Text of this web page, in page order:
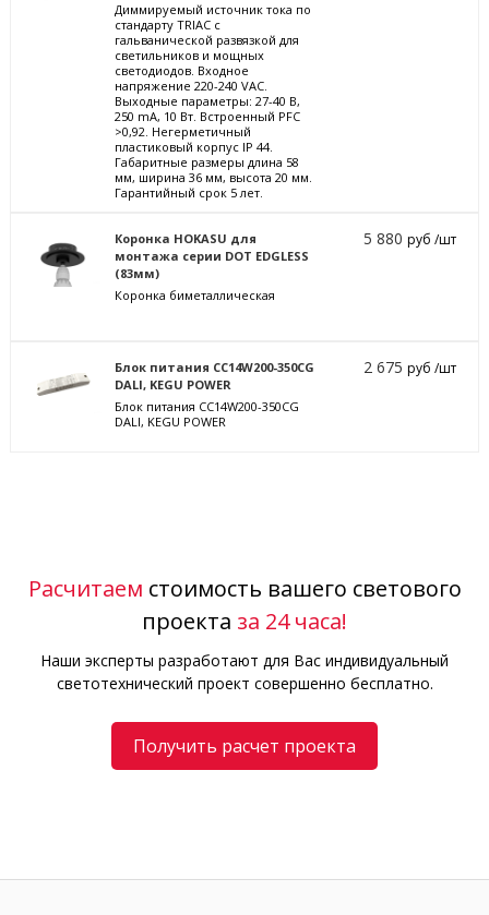
Диммируемый источник тока по
стандарту TRIAC с
гальванической развязкой для
светильников и мощных
светодиодов. Входное
напряжение 220-240 VAC.
Выходные параметры: 27-40 В,
250 mА, 10 Вт. Встроенный PFC
>0,92. Негерметичный
пластиковый корпус IP 44.
Габаритные размеры длина 58
мм, ширина 36 мм, высота 20 мм.
Гарантийный срок 5 лет.
Коронка HOKASU для
монтажа серии DOT EDGLESS
(83мм)
Коронка биметаллическая
5 880руб /шт
Блок питания CC14W200-350CG
DALI, KEGU POWER
Блок питания CC14W200-350CG
DALI, KEGU POWER
2 675руб /шт
Расчитаем стоимость вашего светового
проекта за 24 часа!
Наши эксперты разработают для Вас индивидуальный
светотехнический проект совершенно бесплатно.
Получить расчет проекта